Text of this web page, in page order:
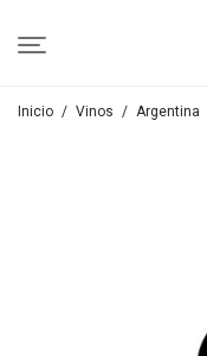
Inicio / Vinos / Argentina